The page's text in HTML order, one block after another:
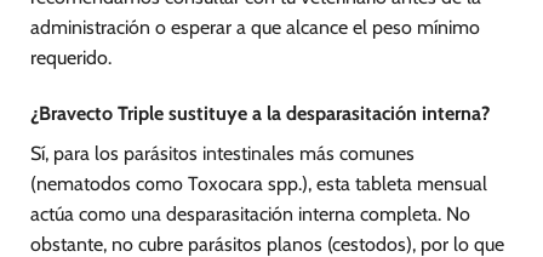
administración o esperar a que alcance el peso mínimo
requerido.
¿Bravecto Triple sustituye a la desparasitación interna?
Sí, para los parásitos intestinales más comunes
(nematodos como Toxocara spp.), esta tableta mensual
actúa como una desparasitación interna completa. No
obstante, no cubre parásitos planos (cestodos), por lo que